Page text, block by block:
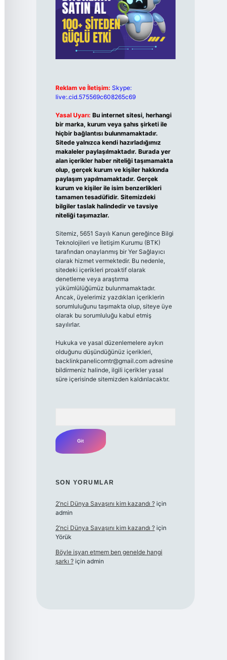
Reklam ve İletişim: Skype:
live:.cid.575569c608265c69
Yasal Uyarı: Bu internet sitesi, herhangi
bir marka, kurum veya şahıs şirketi ile
hiçbir bağlantısı bulunmamaktadır.
Sitede yalnızca kendi hazırladığımız
makaleler paylaşılmaktadır. Burada yer
alan içerikler haber niteliği taşımamakta
olup, gerçek kurum ve kişiler hakkında
paylaşım yapılmamaktadır. Gerçek
kurum ve kişiler ile isim benzerlikleri
tamamen tesadüfidir. Sitemizdeki
bilgiler taslak halindedir ve tavsiye
niteliği taşımazlar.
Sitemiz, 5651 Sayılı Kanun gereğince Bilgi
Teknolojileri ve İletişim Kurumu (BTK)
tarafından onaylanmış bir Yer Sağlayıcı
olarak hizmet vermektedir. Bu nedenle,
sitedeki içerikleri proaktif olarak
denetleme veya araştırma
yükümlülüğümüz bulunmamaktadır.
Ancak, üyelerimiz yazdıkları içeriklerin
sorumluluğunu taşımakta olup, siteye üye
olarak bu sorumluluğu kabul etmiş
sayılırlar.
Hukuka ve yasal düzenlemelere aykırı
olduğunu düşündüğünüz içerikleri,
backlinkpanelicomtr@gmail.comadresine
bildirmeniz halinde, ilgili içerikler yasal
süre içerisinde sitemizden kaldırılacaktır.
SON YORUMLAR
2’nci Dünya Savaşını kim kazandı ?için
admin
2’nci Dünya Savaşını kim kazandı ?için
Yörük
Böyle isyan etmem ben genelde hangi
şarkı ?için admin